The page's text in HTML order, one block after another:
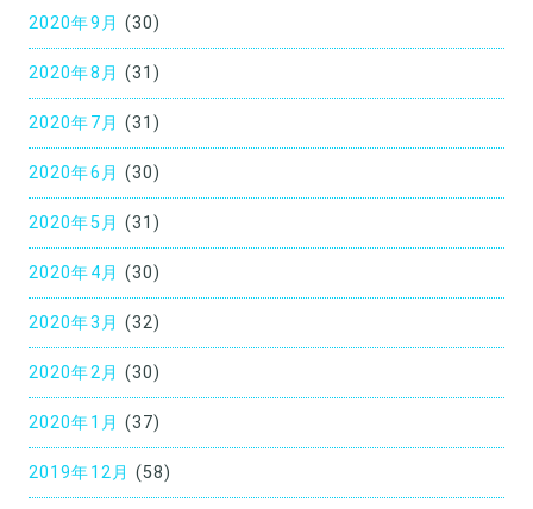
2020年9月 (30)
2020年8月 (31)
2020年7月 (31)
2020年6月 (30)
2020年5月 (31)
2020年4月 (30)
2020年3月 (32)
2020年2月 (30)
2020年1月 (37)
2019年12月 (58)